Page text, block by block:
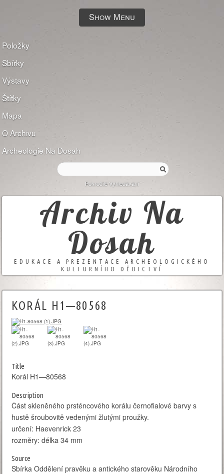
Show Menu
Položky
Sbírky
Výstavy
Štítky
Mapa
O Archivu
Archeologie Na Dosah
Pokročilé Vyhledávání
Archiv Na
Dosah
EDUKACE A PREZENTACE ARCHEOLOGICKÉHO
KULTURNÍHO DĚDICTVÍ
KORÁL H1—80568
Title
Korál H1—80568
Description
Část skleněného prsténcového korálu černofialové barvy s
hustě šroubovitě vedenými žlutými proužky.
určení: Haevenrick 23
rozměry: délka 34 mm
Source
Sbírka Oddělení pravěku a antického starověku Národního